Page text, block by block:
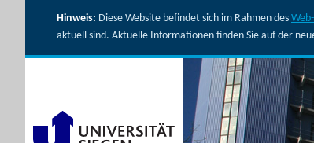
Hinweis: Diese Website befindet sich im Rahmen des
aktuell sind. Aktuelle Informationen finden Sie auf der